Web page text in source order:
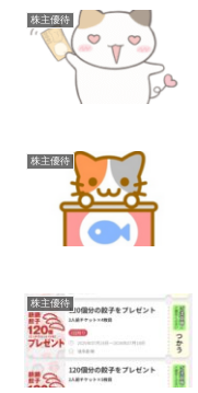
株主優待
株主優待
株主優待